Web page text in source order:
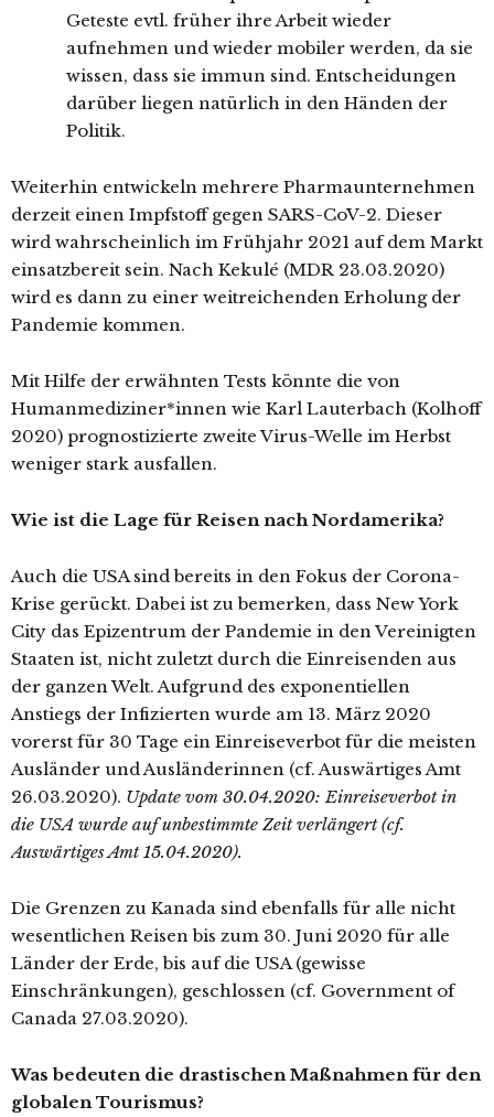
Geteste evtl. früher ihre Arbeit wieder
aufnehmen und wieder mobiler werden, da sie
wissen, dass sie immun sind. Entscheidungen
darüber liegen natürlich in den Händen der
Politik.
Weiterhin entwickeln mehrere Pharmaunternehmen
derzeit einen Impfstoff gegen SARS-CoV-2. Dieser
wird wahrscheinlich im Frühjahr 2021 auf dem Markt
einsatzbereit sein. Nach Kekulé (MDR 23.03.2020)
wird es dann zu einer weitreichenden Erholung der
Pandemie kommen.
Mit Hilfe der erwähnten Tests könnte die von
Humanmediziner*innen wie Karl Lauterbach (Kolhoff
2020) prognostizierte zweite Virus-Welle im Herbst
weniger stark ausfallen.
Wie ist die Lage für Reisen nach Nordamerika?
Auch die USA sind bereits in den Fokus der Corona-
Krise gerückt. Dabei ist zu bemerken, dass New York
City das Epizentrum der Pandemie in den Vereinigten
Staaten ist, nicht zuletzt durch die Einreisenden aus
der ganzen Welt. Aufgrund des exponentiellen
Anstiegs der Infizierten wurde am 13. März 2020
vorerst für 30 Tage ein Einreiseverbot für die meisten
Ausländer und Ausländerinnen (cf. Auswärtiges Amt
26.03.2020). Update vom 30.04.2020: Einreiseverbot in
die USA wurde auf unbestimmte Zeit verlängert (cf.
Auswärtiges Amt 15.04.2020).
Die Grenzen zu Kanada sind ebenfalls für alle nicht
wesentlichen Reisen bis zum 30. Juni 2020 für alle
Länder der Erde, bis auf die USA (gewisse
Einschränkungen), geschlossen (cf. Government of
Canada 27.03.2020).
Was bedeuten die drastischen Maßnahmen für den
globalen Tourismus?